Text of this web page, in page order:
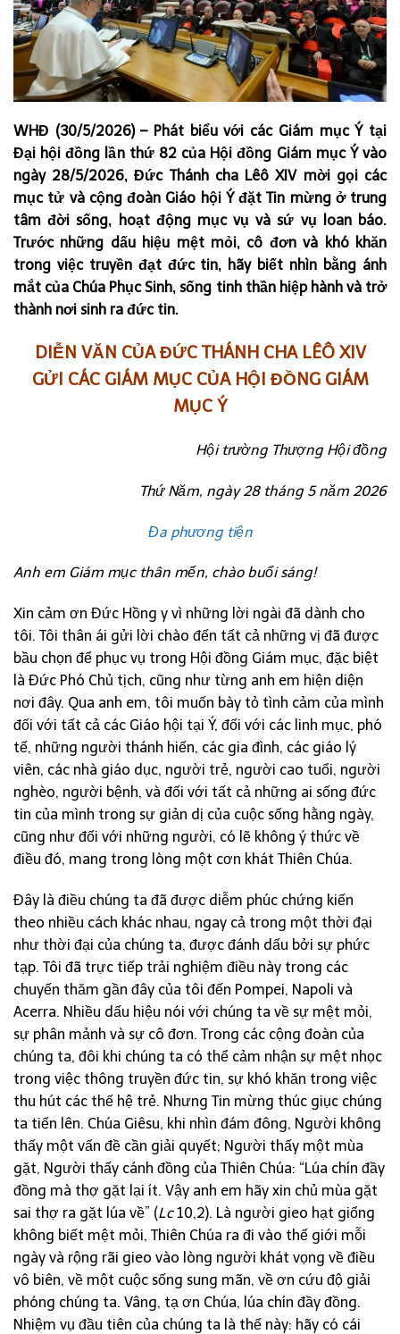
WHĐ (30/5/2026) – Phát biểu với các Giám mục Ý tại
Đại hội đồng lần thứ 82 của Hội đồng Giám mục Ý vào
ngày 28/5/2026, Đức Thánh cha Lêô XIV mời gọi các
mục tử và cộng đoàn Giáo hội Ý đặt Tin mừng ở trung
tâm đời sống, hoạt động mục vụ và sứ vụ loan báo.
Trước những dấu hiệu mệt mỏi, cô đơn và khó khăn
trong việc truyền đạt đức tin, hãy biết nhìn bằng ánh
mắt của Chúa Phục Sinh, sống tinh thần hiệp hành và trở
thành nơi sinh ra đức tin.
DIỄN VĂN CỦA ĐỨC THÁNH CHA LÊÔ XIV
GỬI CÁC GIÁM MỤC CỦA HỘI ĐỒNG GIÁM
MỤC Ý
Hội trường Thượng Hội đồng
Thứ Năm, ngày 28 tháng 5 năm 2026
Đa phương tiện
Anh em Giám mục thân mến, chào buổi sáng!
Xin cảm ơn Đức Hồng y vì những lời ngài đã dành cho
tôi. Tôi thân ái gửi lời chào đến tất cả những vị đã được
bầu chọn để phục vụ trong Hội đồng Giám mục, đặc biệt
là Đức Phó Chủ tịch, cũng như từng anh em hiện diện
nơi đây. Qua anh em, tôi muốn bày tỏ tình cảm của mình
đối với tất cả các Giáo hội tại Ý, đối với các linh mục, phó
tế, những người thánh hiến, các gia đình, các giáo lý
viên, các nhà giáo dục, người trẻ, người cao tuổi, người
nghèo, người bệnh, và đối với tất cả những ai sống đức
tin của mình trong sự giản dị của cuộc sống hằng ngày,
cũng như đối với những người, có lẽ không ý thức về
điều đó, mang trong lòng một cơn khát Thiên Chúa.
Đây là điều chúng ta đã được diễm phúc chứng kiến
theo nhiều cách khác nhau, ngay cả trong một thời đại
như thời đại của chúng ta, được đánh dấu bởi sự phức
tạp. Tôi đã trực tiếp trải nghiệm điều này trong các
chuyến thăm gần đây của tôi đến Pompei, Napoli và
Acerra. Nhiều dấu hiệu nói với chúng ta về sự mệt mỏi,
sự phân mảnh và sự cô đơn. Trong các cộng đoàn của
chúng ta, đôi khi chúng ta có thể cảm nhận sự mệt nhọc
trong việc thông truyền đức tin, sự khó khăn trong việc
thu hút các thế hệ trẻ. Nhưng Tin mừng thúc giục chúng
ta tiến lên. Chúa Giêsu, khi nhìn đám đông, Người không
thấy một vấn đề cần giải quyết; Người thấy một mùa
gặt, Người thấy cánh đồng của Thiên Chúa: “Lúa chín đầy
đồng mà thợ gặt lại ít. Vậy anh em hãy xin chủ mùa gặt
sai thợ ra gặt lúa về” (Lc10,2). Là người gieo hạt giống
không biết mệt mỏi, Thiên Chúa ra đi vào thế giới mỗi
ngày và rộng rãi gieo vào lòng người khát vọng về điều
vô biên, về một cuộc sống sung mãn, về ơn cứu độ giải
phóng chúng ta. Vâng, tạ ơn Chúa, lúa chín đầy đồng.
Nhiệm vụ đầu tiên của chúng ta là thế này: hãy có cái